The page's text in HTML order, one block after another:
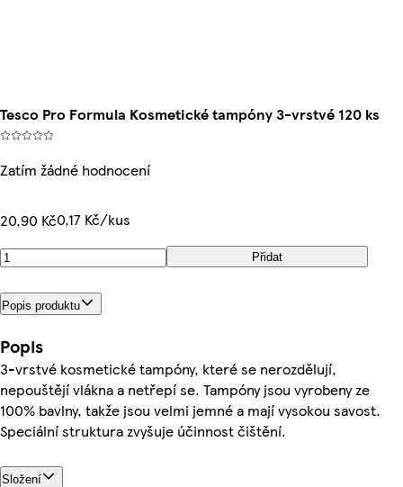
Tesco Pro Formula Kosmetické tampóny 3-vrstvé 120 ks
Zatím žádné hodnocení
20,90 Kč0,17 Kč/kus
Přidat
Popis produktu
Popis
3-vrstvé kosmetické tampóny, které se nerozdělují,
nepouštějí vlákna a netřepí se. Tampóny jsou vyrobeny ze
100% bavlny, takže jsou velmi jemné a mají vysokou savost.
Speciální struktura zvyšuje účinnost čištění.
Složení